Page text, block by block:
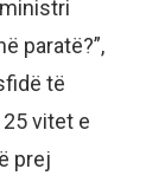
paratë?”,
të
vitet e
prej